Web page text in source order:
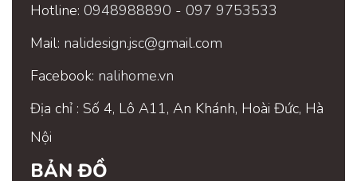
Hotline:0948988890 -097 9753533
Mail: nalidesign.jsc@gmail.com
Facebook: nalihome.vn
Địa chỉ : Số 4, Lô A11, An Khánh, Hoài Đức, Hà
Nội
BẢN ĐỒ